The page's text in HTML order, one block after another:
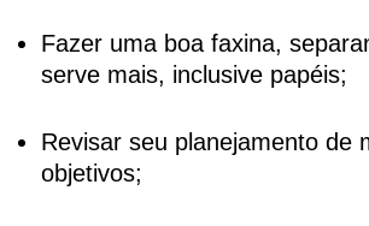
Fazer uma boa faxina,
serve mais, inclusive papéis;
Revisar seu planejamento de
objetivos;